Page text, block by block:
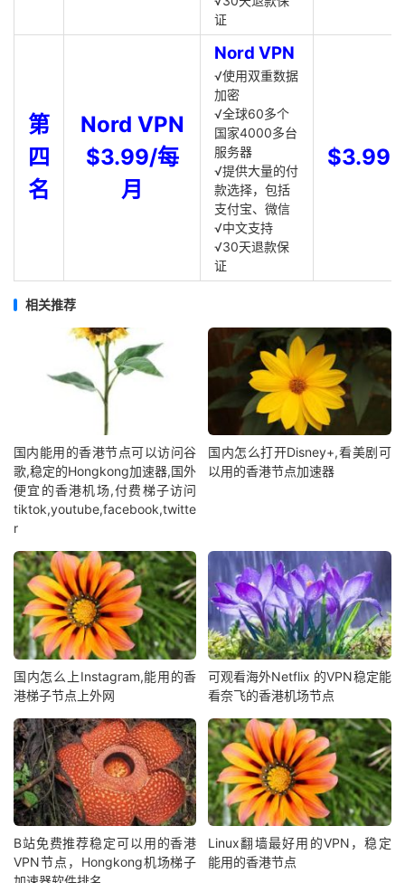
证
第
四
名
Nord VPN
$3.99/每
月
Nord VPN
√使用双重数据
加密
√全球60多个
国家4000多台
服务器
√提供大量的付
款选择，包括
支付宝、微信
√中文支持
√30天退款保
证
$3.99
相关推荐
国内能用的香港节点可以访问谷
歌,稳定的Hongkong加速器,国外
便宜的香港机场,付费梯子访问
tiktok,youtube,facebook,twitte
r
国内怎么打开Disney+,看美剧可
以用的香港节点加速器
国内怎么上Instagram,能用的香
港梯子节点上外网
可观看海外Netflix 的VPN稳定能
看奈飞的香港机场节点
B站免费推荐稳定可以用的香港
VPN节点，Hongkong机场梯子
Linux翻墙最好用的VPN，稳定
能用的香港节点